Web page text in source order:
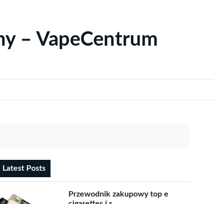
– VapeCentrum
Latest Posts
Przewodnik zakupowy top e